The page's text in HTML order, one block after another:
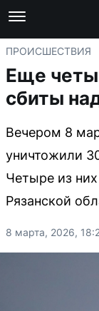
ПРОИСШЕСТВИЯ
Еще
сбиты
Вечером 8
уничтожили
Четыре из
Рязанской
8 марта, 2026,